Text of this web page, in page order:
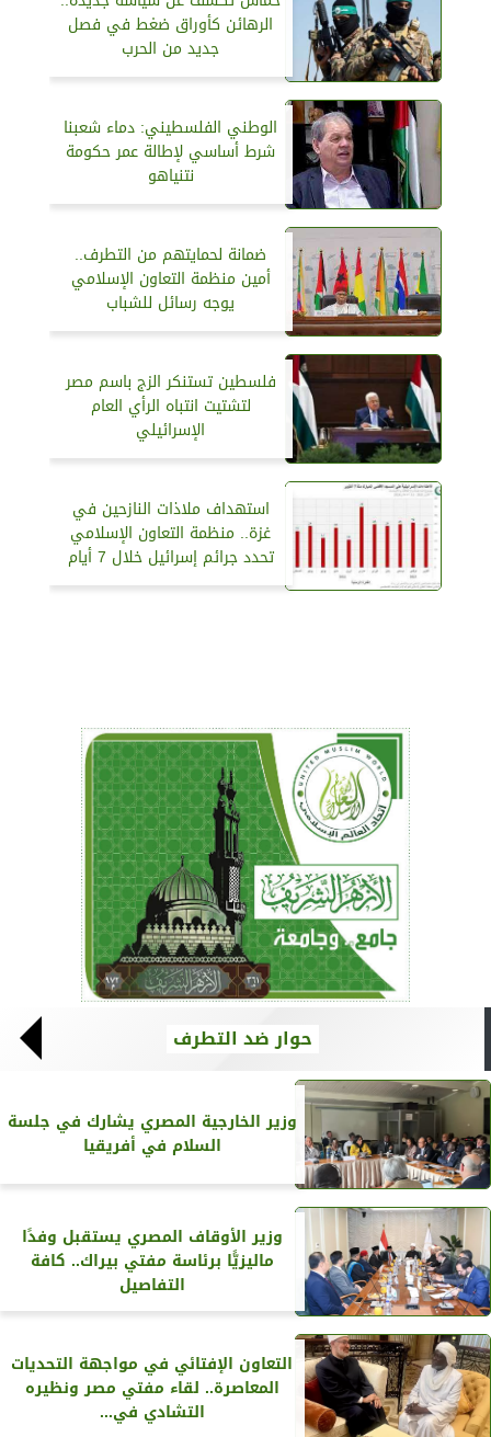
الرهائن كأوراق ضغط في فصل
جديد من الحرب
الوطني الفلسطيني: دماء شعبنا
شرط أساسي لإطالة عمر حكومة
نتنياهو
ضمانة لحمايتهم من التطرف..
أمين منظمة التعاون الإسلامي
يوجه رسائل للشباب
فلسطين تستنكر الزج باسم مصر
لتشتيت انتباه الرأي العام
الإسرائيلي
استهداف ملاذات النازحين في
غزة.. منظمة التعاون الإسلامي
تحدد جرائم إسرائيل خلال 7 أيام
حوار ضد التطرف
وزير الخارجية المصري يشارك في جلسة
السلام في أفريقيا
وزير الأوقاف المصري يستقبل وفدًا
ماليزيًّا برئاسة مفتي بيراك.. كافة
التفاصيل
التعاون الإفتائي في مواجهة التحديات
المعاصرة.. لقاء مفتي مصر ونظيره
التشادي في...